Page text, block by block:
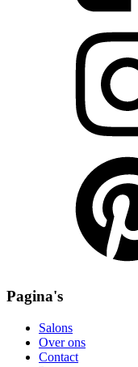
Pagina's
Salons
Over ons
Contact